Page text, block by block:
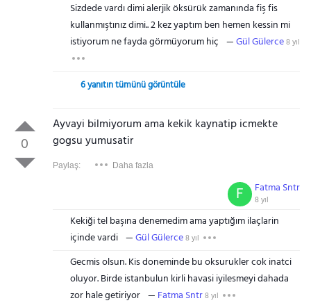
Sizdede vardı dimi alerjik öksürük zamanında fiş fis
kullanmıştınız dimi.. 2 kez yaptım ben hemen kessin mi
istiyorum ne fayda görmüyorum hiç
Gül Gülerce8 yıl
6 yanıtın tümünü görüntüle
0
Ayvayi bilmiyorum ama kekik kaynatip icmekte
gogsu yumusatir
Paylaş: Daha fazla
Fatma Sntr
8 yıl
F
Kekiği tel başına denemedim ama yaptığım ilaçlarin
içinde vardi
Gül Gülerce8 yıl
Gecmis olsun. Kis doneminde bu oksurukler cok inatci
oluyor. Birde istanbulun kirli havasi iyilesmeyi dahada
zor hale getiriyor
Fatma Sntr8 yıl